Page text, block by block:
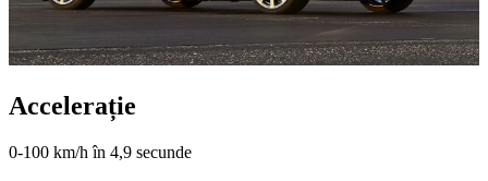
Accelerație
0-100 km/h în 4,9 secunde